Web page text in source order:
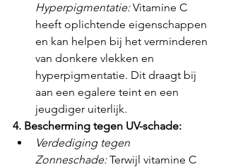
Hyperpigmentatie: Vitamine C
heeft oplichtende eigenschappen
en kan helpen bij het verminderen
van donkere vlekken en
hyperpigmentatie. Dit draagt bij
aan een egalere teint en een
jeugdiger uiterlijk.
4. Bescherming tegen UV-schade:
Verdediging tegen
Zonneschade: Terwijl vitamine C